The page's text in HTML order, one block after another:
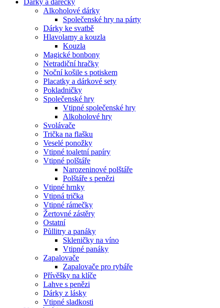
Alkoholové dárky
Společenské hry na párty
Dárky ke svatbě
Hlavolamy a kouzla
Kouzla
Magické bonbony
Netradiční hračky
Noční košile s potiskem
Placatky a dárkové sety
Pokladničky
Společenské hry
Vtipné společenské hry
Alkoholové hry
Svolávače
Trička na flašku
Veselé ponožky
Vtipné toaletní papíry
Vtipné polštáře
Narozeninové polštáře
Polštáře s penězi
Vtipné hrnky
Vtipná trička
Vtipné rámečky
Žertovné zástěry
Ostatní
Půllitry a panáky
Skleničky na víno
Vtipné panáky
Zapalovače
Zapalovače pro rybáře
Přívěšky na klíče
Lahve s penězi
Dárky z lásky
Vtipné sladkosti